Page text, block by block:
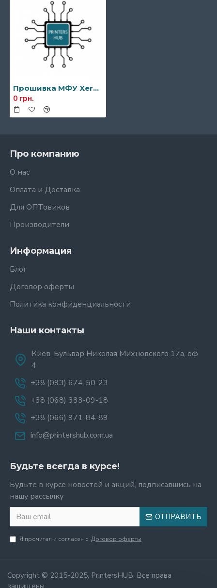
Прошивка МФУ Xerox WC 3335DNI
0 грн.
Про компанию
О нас
Оплата и Доставка
Для ОПТовиков
Производители
Информация
Блог
Договор оферты
Политика конфиденциальности
Наши контакты
Киев, Бульвар Николая Михновского 17а, оф
4
+38 (093) 674-50-23
+38 (068) 333-09-18
+38 (066) 971-84-89
info@printershub.com.ua
Будьте всегда в курсе!
Будьте в курсе новостей и акций, подписавшись на
нашу рассылку
ОТПРАВИТЬ
Я прочитал и согласен с Договор оферты
Copyright © 2015-2025, PrintersHUB, Все права
защищены